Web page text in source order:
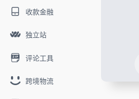
收款金融
独立站
评论工具
跨境物流